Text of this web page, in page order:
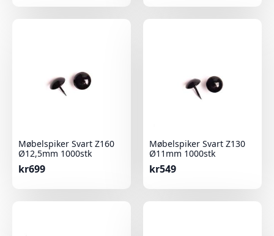
Møbelspiker Svart Z160
Ø12,5mm 1000stk
kr699
Møbelspiker Svart Z130
Ø11mm 1000stk
kr549